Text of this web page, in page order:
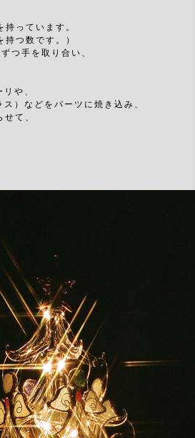
っています。
つ数です。）
つ手を取り合い、
や、
）などをパーツに焼き込み、
て、